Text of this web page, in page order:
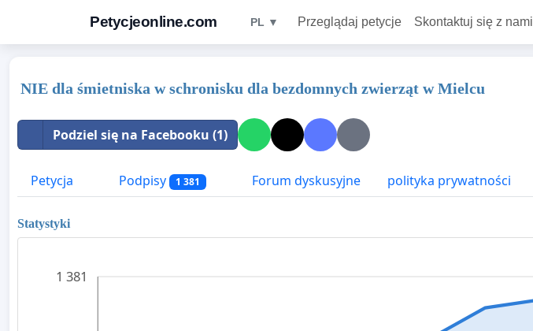
Petycjeonline.com PL ▼ Przeglądaj petycje Skontaktuj się z nami
NIE dla śmietniska w schronisku dla bezdomnych zwierząt w Mielcu
Podziel się na Facebooku (1)
Petycja Podpisy 1 381 Forum dyskusyjne polityka prywatności
Statystyki
1 381